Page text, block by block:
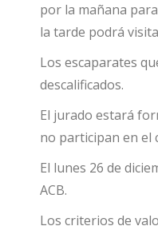
por la mañana
la tarde podrá
Los escaparates
descalificados.
El jurado estará
no participan en el
El lunes 26 de
ACB.
Los criterios de